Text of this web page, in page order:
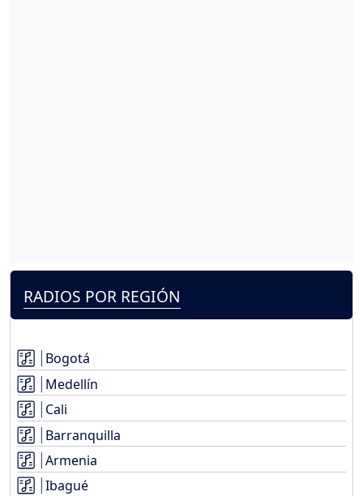
RADIOS POR REGIÓN
Bogotá
Medellín
Cali
Barranquilla
Armenia
Ibagué